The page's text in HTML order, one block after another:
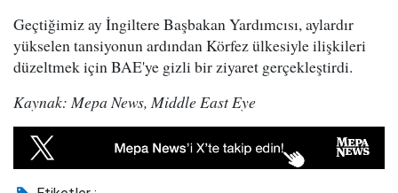
Geçtiğimiz ay İngiltere Başbakan Yardımcısı, aylardır
yükselen tansiyonun ardından Körfez ülkesiyle ilişkileri
düzeltmek için BAE'ye gizli bir ziyaret gerçekleştirdi.
Kaynak: Mepa News, Middle East Eye